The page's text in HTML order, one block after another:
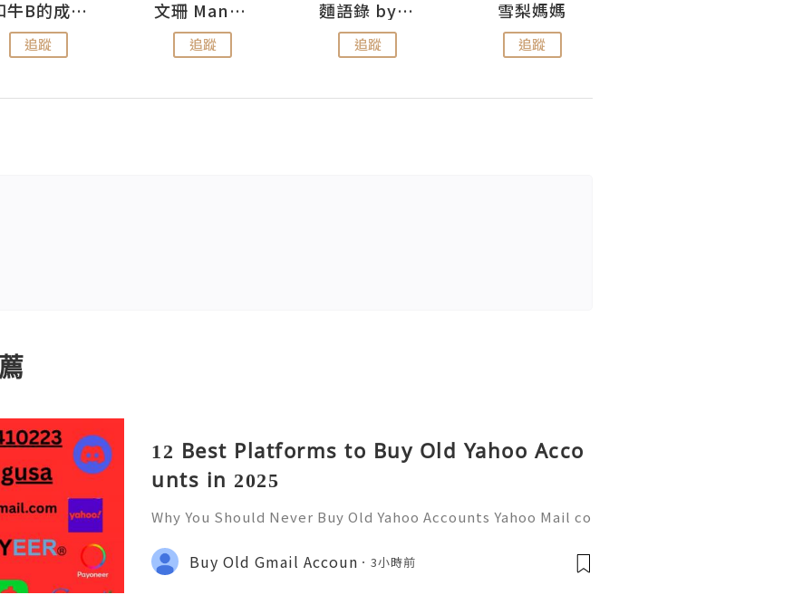
和牛B的成長日記
追蹤
文珊 ManShan
追蹤
麵語錄 by Aminn
追蹤
雪梨媽媽
追蹤
12 Best Platforms to Buy Old Yahoo Acco
unts in 2025
Why You Should Never Buy Old Yahoo Accounts Yahoo Mail co
onal communication, business correspondence, and online a
ccount recovery. Because of
Buy Old Gmail Accoun 3小時前